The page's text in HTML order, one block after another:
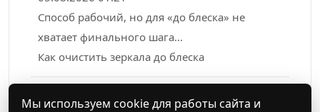
Способ рабочий, но для «до блеска» не
хватает финального шага...
Как очистить зеркала до блеска
Мы используем cookie для работы сайта и